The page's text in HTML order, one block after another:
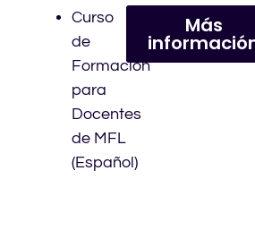
Curso
de
Formación
para
Docentes
de MFL
(Español)
Más